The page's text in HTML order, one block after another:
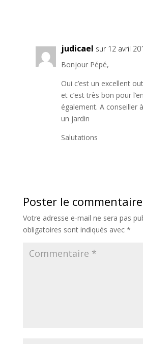
judicael sur 12 avril
Bonjour Pépé,
Oui c’est un excellent
et c’est très bon pour
également. A conseiller
un jardin
Salutations
Poster le commentaire
Votre adresse e-mail ne sera pas
obligatoires sont indiqués avec *